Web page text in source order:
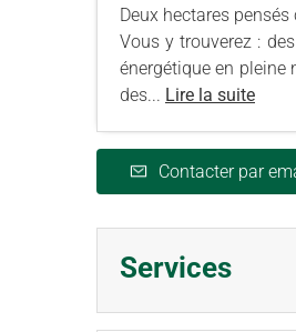
Deux hectares
Vous y trouverez :
énergétique en pleine
des... Lire la suite
Contacter par
Services